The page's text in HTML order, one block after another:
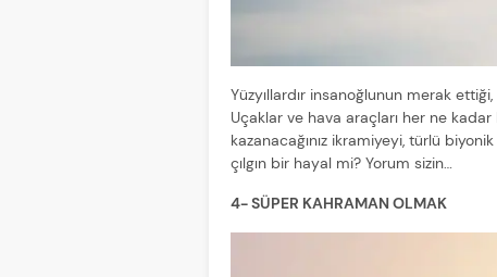
Yüzyıllardır insanoğlunun merak
Uçaklar ve hava araçları her ne
kazanacağınız ikramiyeyi, türlü
çılgın bir hayal mi? Yorum sizin…
4- SÜPER KAHRAMAN OLMAK